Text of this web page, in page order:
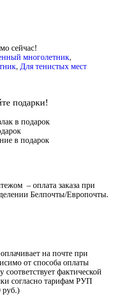
сейчас!
многолетник,
, Для тенистых мест
подарки!
в подарок
в подарок
– оплата заказа при
Белпочты/Европочты.
на почте при
от способа оплаты
соответствует фактической
согласно тарифам РУП
руб.)